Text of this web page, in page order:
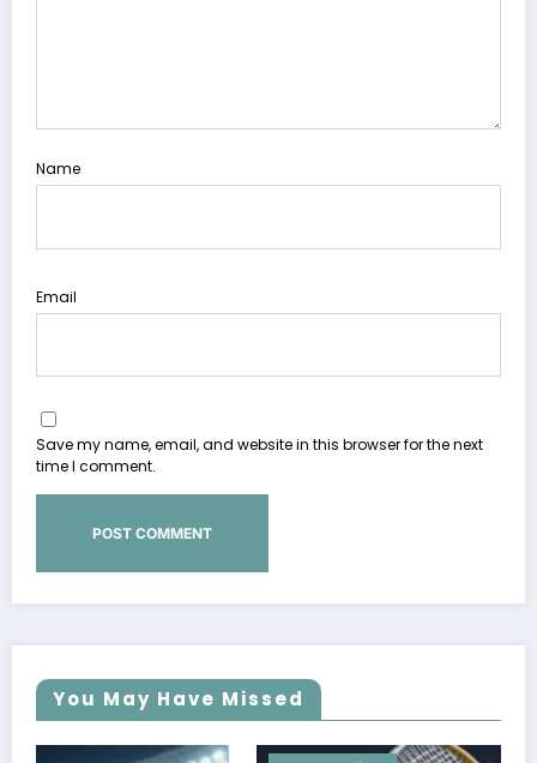
Name
Email
Save my name, email, and website in this browser for the next
time I comment.
You May Have Missed